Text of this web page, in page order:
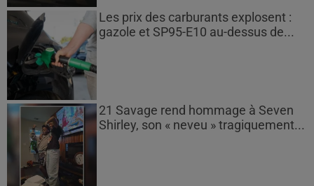
Les prix des carburants explosent :
gazole et SP95-E10 au-dessus de...
21 Savage rend hommage à Seven
Shirley, son « neveu » tragiquement...